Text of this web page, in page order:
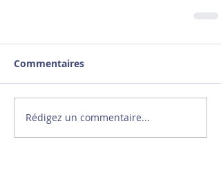
Commentaires
Rédigez un commentaire...